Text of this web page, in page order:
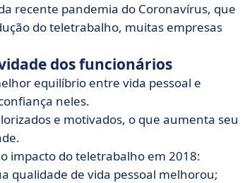
recente pandemia do Coronavírus, que
do teletrabalho, muitas empresas
dos funcionários
equilíbrio entre vida pessoal e
neles.
e motivados, o que aumenta seu
impacto do teletrabalho em 2018:
qualidade de vida pessoal melhorou;